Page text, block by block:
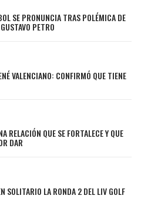
SE PRONUNCIA TRAS POLÉMICA DE
PETRO
VALENCIANO: CONFIRMÓ QUE TIENE
RELACIÓN QUE SE FORTALECE Y QUE
DAR
SOLITARIO LA RONDA 2 DEL LIV GOLF